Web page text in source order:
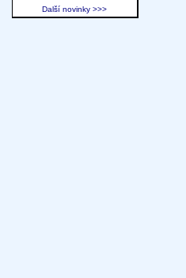
Další novinky >>>